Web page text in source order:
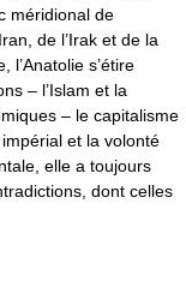
méridional de
de l’Irak et de la
l’Anatolie s’étire
– l’Islam et la
– le capitalisme
et la volonté
elle a toujours
dont celles